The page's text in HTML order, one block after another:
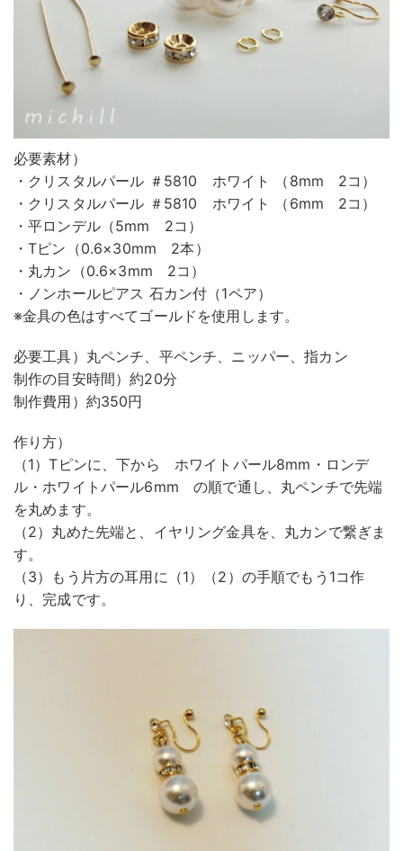
必要素材）
・クリスタルパール ＃5810 ホワイト （8mm 2コ）
・クリスタルパール ＃5810 ホワイト （6mm 2コ）
・平ロンデル（5mm 2コ）
・Tピン（0.6×30mm 2本）
・丸カン（0.6×3mm 2コ）
・ノンホールピアス 石カン付（1ペア）
※金具の色はすべてゴールドを使用します。
必要工具）丸ペンチ、平ペンチ、ニッパー、指カン
制作の目安時間）約20分
制作費用）約350円
作り方）
（1）Tピンに、下から ホワイトパール8mm・ロンデ
ル・ホワイトパール6mm の順で通し、丸ペンチで先端
を丸めます。
（2）丸めた先端と、イヤリング金具を、丸カンで繋ぎま
す。
（3）もう片方の耳用に（1）（2）の手順でもう1コ作
り、完成です。